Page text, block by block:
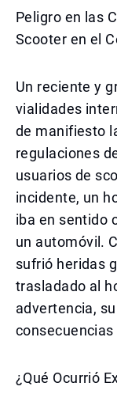
Peligro en las
Scooter en el
Un reciente y
vialidades
de manifiesto
regulaciones
usuarios de
incidente, un
iba en sentido
un automóvil.
sufrió heridas
trasladado al
advertencia,
¿Qué Ocurrió